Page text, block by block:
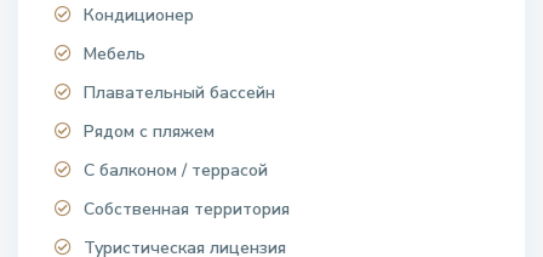
Кондиционер
Мебель
Плавательный бассейн
Рядом с пляжем
С балконом / террасой
Собственная территория
Туристическая лицензия